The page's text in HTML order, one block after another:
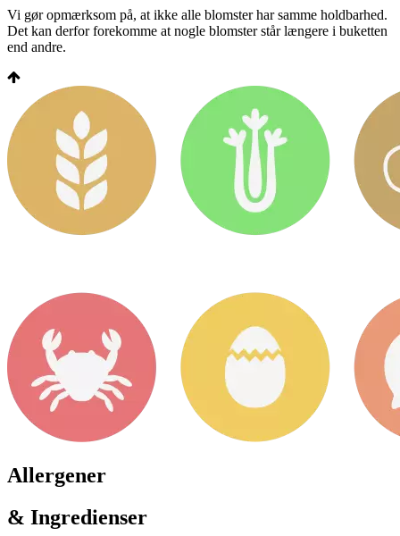
Vi gør opmærksom på, at ikke alle blomster har samme holdbarhed.
Det kan derfor forekomme at nogle blomster står længere i buketten
end andre.
Allergener
& Ingredienser